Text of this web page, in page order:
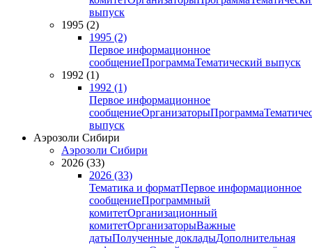
выпуск
1995 (2)
1995 (2)
Первое информационное
сообщениеПрограммаТематический выпуск
1992 (1)
1992 (1)
Первое информационное
сообщениеОрганизаторыПрограмма
выпуск
Аэрозоли Сибири
Аэрозоли Сибири
2026 (33)
2026 (33)
Тематика и форматПервое информационное
сообщениеПрограммный
комитетОрганизационный
комитетОрганизаторыВажные
датыПолученные докладыДополнительная